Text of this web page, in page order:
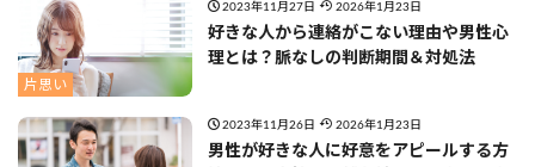
片思い
2023年11月27日 2026年1月23日
好きな人から連絡がこない理由や男性心
理とは？脈なしの判断期間＆対処法
2023年11月26日 2026年1月23日
男性が好きな人に好意をアピールする方